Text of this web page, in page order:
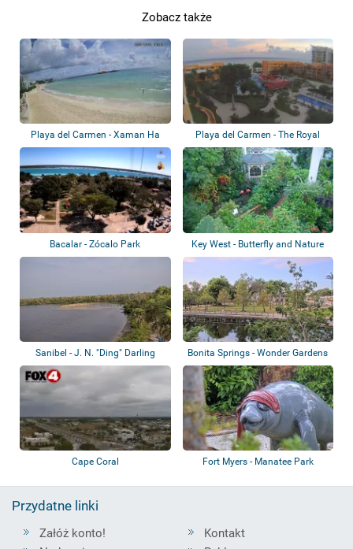
Zobacz także
Playa del Carmen - Xaman Ha
Condominiums
Playa del Carmen - The Royal
Haciendas -...
Bacalar - Zócalo Park
Key West - Butterfly and Nature
Conserva...
Sanibel - J. N. "Ding" Darling
National...
Bonita Springs - Wonder Gardens
Cape Coral Fort Myers - Manatee Park
Przydatne linki
Załóż konto!
Kontakt